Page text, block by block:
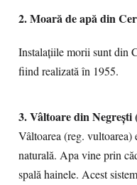
2. Moară de apă din
Instalaţiile morii sunt din
fiind realizată în 1955.
3. Vâltoare din Negreşti
Vâltoarea (reg. vultoarea)
naturală. Apa vine prin
spală hainele. Acest